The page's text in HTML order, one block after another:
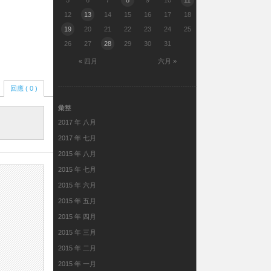
回應 ( 0 )
« 四月 六月 »
12
13 14 15 16 17
18
19
20 21 22 23 24
25
26
27 28 29 30 31
彙整
2017 年 八月
2017 年 七月
2015 年 八月
2015 年 七月
2015 年 六月
2015 年 五月
2015 年 四月
2015 年 三月
2015 年 二月
2015 年 一月